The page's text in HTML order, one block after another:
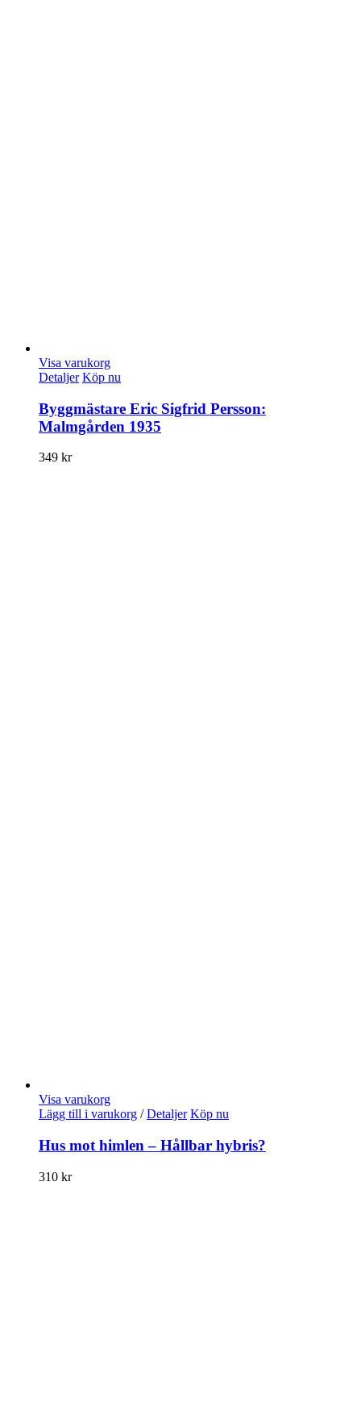
Visa varukorg
Detaljer Köp nu
Byggmästare Eric Sigfrid Persson:
Malmgården 1935
349 kr
Visa varukorg
Lägg till i varukorg / Detaljer Köp nu
Hus mot himlen – Hållbar hybris?
310 kr